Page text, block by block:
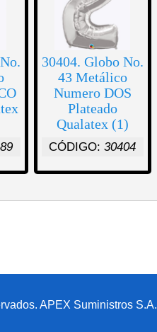
30404. Globo No.
43 Metálico
Numero DOS
Plateado
Qualatex (1)
CÓDIGO: 30404
APEX Suministros